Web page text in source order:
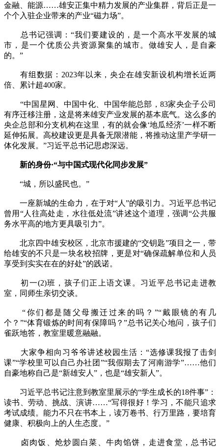
金融、能源……雄安正集中精力发展的产业集群，背后正是一
个个入驻企业带来的产业“磁力场”。
总书记强调：“我们要建设的，是一个高水平发展的城
市，是一个优质公共资源聚集的城市。做雄安人，是自豪
的。”
有组数据：2023年以来，央企在雄安新设机构增长近两
倍、累计超400家。
“中国星网、中国中化、中国华能总部，83家央企子公司
有序迁移注册，这是将来雄安产业发展的基本底气。这么多的
央企总部和分支机构在这里，有的就会像‘地瓜经济’一样不断
延伸拓展。高校建设更是具备无限潜能，将推动这里产学研一
体化发展。”习近平总书记思虑深远。
新的身份·“与中国式现代化同步发展”
“城，所以盛民也。”
一座新城的生命力，在于对“人”的吸引力。习近平总书记
曾用“人往高处走，水往低处流”讲述这个道理，强调“公共服
务水平高的地方更具吸引力”。
北京四中雄安校区，北京市援建的“交钥匙”项目之一，带
给雄安的不只是一块名校招牌，更是对“确保疏解单位和人员
享受到实实在在的好处”的践诺。
初一(2)班，孩子们正上语文课。习近平总书记走进教
室，同师生亲切交谈。
“你们都是随父母搬迁过来的吗？”“戴眼镜的有几
个？”“体育锻炼的时间有保障吗？”总书记关心地问，孩子们
雀跃地答，教室里暖意融融。
大家争相向习爷爷讲述校园生活：“选修课我报了击剑
课”“学校里可以自己办社团”“我假期去了河南游学”……他们
自豪地称自己是“新雄安人”，也是“雄安新人”。
习近平总书记注意到教室里展示的“学生成长的18件事”：
读书、劳动、挑战、演讲……“写得很好！学习，不能只追求
考试成绩。能力不只在书本上，读万卷书、行万里路，要培育
健康、积极向上的人生态度。”
卤肉饭、炝炒圆白菜、牛肉馅饼，走进食堂，总书记